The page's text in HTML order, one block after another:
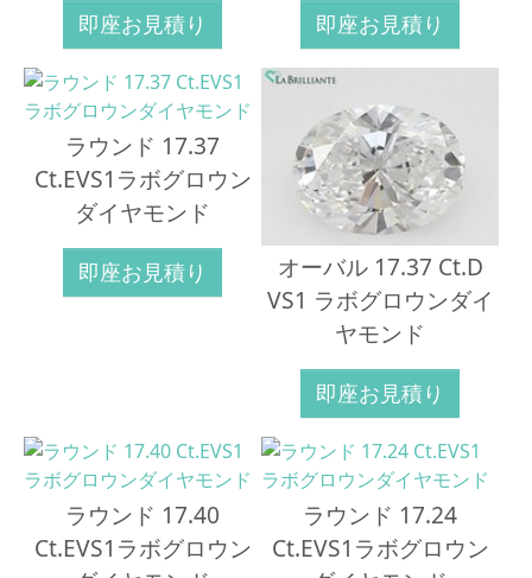
即座お見積り 即座お見積り
ラウンド 17.37
Ct.EVS1ラボグロウン
ダイヤモンド
即座お見積り
オーバル 17.37 Ct.D
VS1 ラボグロウンダイ
ヤモンド
即座お見積り
ラウンド 17.40
Ct.EVS1ラボグロウン
ラウンド 17.24
Ct.EVS1ラボグロウン